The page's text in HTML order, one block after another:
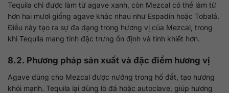
Tequila chỉ được làm từ agave xanh, còn Mezcal có thể làm từ
hơn hai mươi giống agave khác nhau như Espadín hoặc Tobalá.
Điều này tạo ra sự đa dạng trong hương vị của Mezcal, trong
khi Tequila mang tính đặc trưng ổn định và tinh khiết hơn.
8.2. Phương pháp sản xuất và đặc điểm hương vị
Agave dùng cho Mezcal được nướng trong hố đất, tạo hương
khói mạnh. Tequila lại dùng lò đá hoặc autoclave, giúp hương